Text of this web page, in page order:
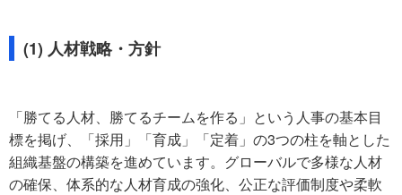
(1) 人材戦略・方針
「勝てる人材、勝てるチームを作る」という人事の基本目
標を掲げ、「採用」「育成」「定着」の3つの柱を軸とした
組織基盤の構築を進めています。グローバルで多様な人材
の確保、体系的な人材育成の強化、公正な評価制度や柔軟